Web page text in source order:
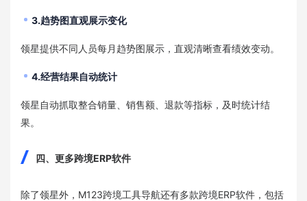
3.趋势图直观展示变化
领星提供不同人员每月趋势图展示，直观清晰查看绩效变动。
4.经营结果自动统计
领星自动抓取整合销量、销售额、退款等指标，及时统计结
果。
四、更多跨境ERP软件
除了领星外，M123跨境工具导航还有多款跨境ERP软件，包括